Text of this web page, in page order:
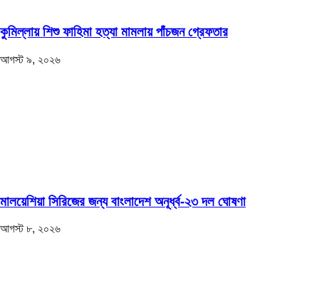
কুমিল্লায় শিশু ফাহিমা হত্যা মামলায় পাঁচজন গ্রেফতার
আগস্ট ৯, ২০২৬
মালয়েশিয়া সিরিজের জন্য বাংলাদেশ অনূর্ধ্ব-২৩ দল ঘোষণা
আগস্ট ৮, ২০২৬